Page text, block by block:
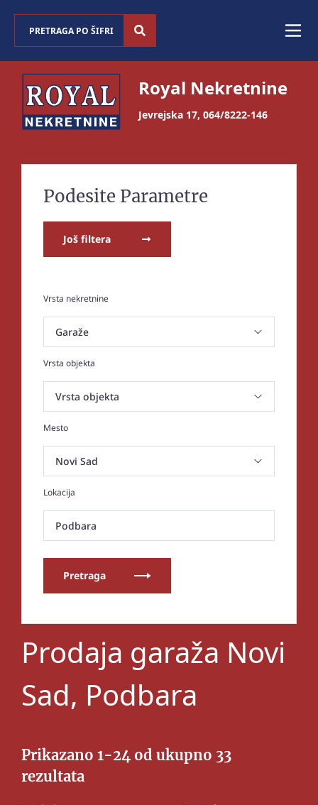
Royal Nekretnine
Jevrejska 17, 064/8222-146
Podesite Parametre
Još filtera
Vrsta nekretnine
Vrsta objekta
Mesto
Lokacija
Podbara
Pretraga
Prodaja garaža Novi
Sad, Podbara
Prikazano 1-24 od ukupno 33
rezultata